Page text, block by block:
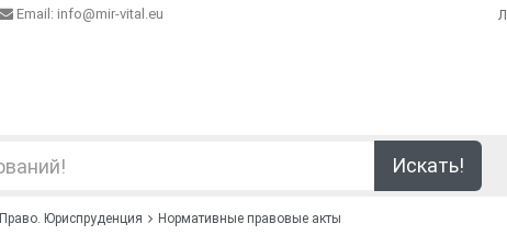
Email: info@mir-vital.eu
Искать!
Право. Юриспруденция
Нормативные правовые акты